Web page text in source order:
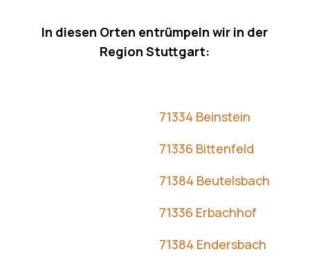
In diesen Orten entrümpeln wir in der
Region Stuttgart:
71334 Beinstein
71336 Bittenfeld
71384 Beutelsbach
71336 Erbachhof
71384 Endersbach